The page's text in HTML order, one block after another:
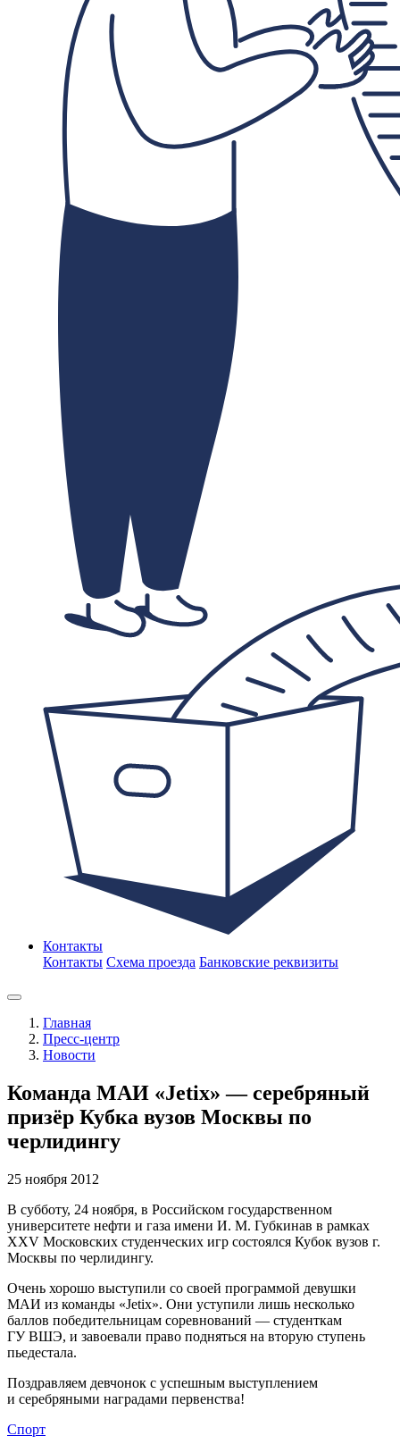
Контакты
Контакты Схема проезда Банковские реквизиты
Главная
Пресс-центр
Новости
Команда МАИ «Jetix» — серебряный
призёр Кубка вузов Москвы по
черлидингу
25 ноября 2012
В субботу, 24 ноября, в Российском государственном
университете нефти и газа имени И. М. Губкинав в рамках
XXV Московских студенческих игр состоялся Кубок вузов г.
Москвы по черлидингу.
Очень хорошо выступили со своей программой девушки
МАИ из команды «Jetix». Они уступили лишь несколько
баллов победительницам соревнований — студенткам
ГУ ВШЭ, и завоевали право подняться на вторую ступень
пьедестала.
Поздравляем девчонок с успешным выступлением
и серебряными наградами первенства!
Спорт